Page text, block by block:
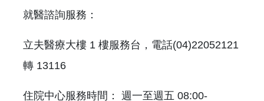
就醫諮詢服務：
立夫醫療大樓 1 樓服務台，電話(04)22052121
轉 13116
住院中心服務時間： 週一至週五 08:00-